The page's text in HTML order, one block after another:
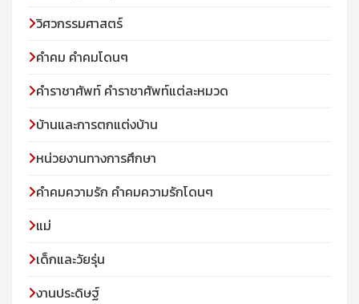
วิศวกรรมศาสตร์
คำคม คำคมโดนๆ
คำราชาศัพท์ คำราชาศัพท์แต่ละหมวด
บ้านและการตกแต่งบ้าน
หน่วยงานทางการศึกษา
คำคมความรัก คำคมความรักโดนๆ
แม่
เด็กและวัยรุ่น
งานประดิษฐ์